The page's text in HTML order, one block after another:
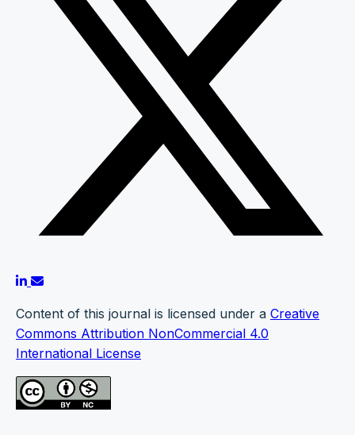
Content of this journal is licensed under a Creative
Commons Attribution NonCommercial 4.0
International License